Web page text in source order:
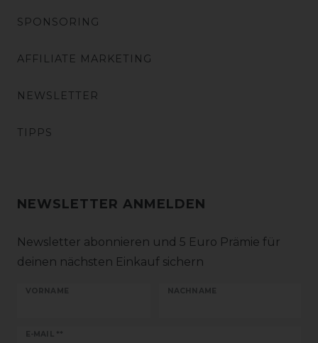
SPONSORING
AFFILIATE MARKETING
NEWSLETTER
TIPPS
NEWSLETTER ANMELDEN
Newsletter abonnieren und 5 Euro Prämie für
deinen nächsten Einkauf sichern
VORNAME NACHNAME
E-MAIL **
Newsletter